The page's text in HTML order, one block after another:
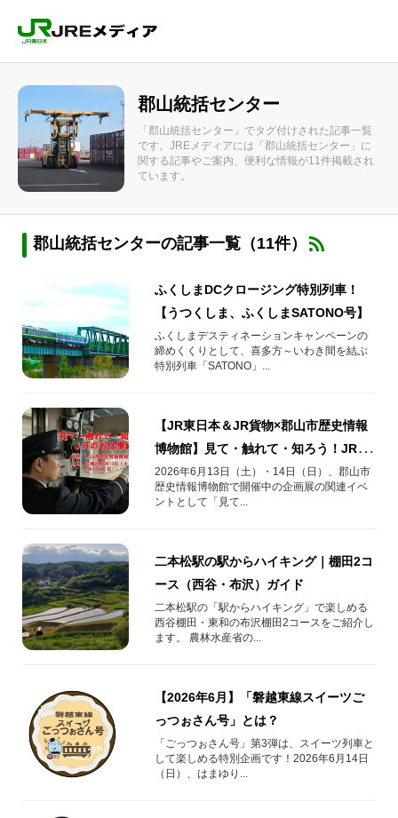
郡山統括センター
「郡山統括センター」でタグ付けされた記事一覧
です。JREメディアには「郡山統括センター」に
関する記事やご案内、便利な情報が11件掲載され
ています。
郡山統括センターの記事一覧（11件）
ふくしまDCクロージング特別列車！
【うつくしま、ふくしまSATONO号】
ふくしまデスティネーションキャンペーンの
締めくくりとして、喜多方～いわき間を結ぶ
特別列車「SATONO」...
【JR東日本＆JR貨物×郡山市歴史情報
博物館】見て・触れて・知ろう！JRの
お仕事紹介イベント 開催！
2026年6月13日（土）・14日（日）、郡山市
歴史情報博物館で開催中の企画展の関連イベ
ントとして「見て...
二本松駅の駅からハイキング｜棚田2コ
ース（西谷・布沢）ガイド
二本松駅の「駅からハイキング」で楽しめる
西谷棚田・東和の布沢棚田2コースをご紹介し
ます。 農林水産省の...
【2026年6月】「磐越東線スイーツご
っつぉさん号」とは？
「ごっつぉさん号」第3弾は、スイーツ列車と
して楽しめる特別企画です！2026年6月14日
（日）、はまゆり...